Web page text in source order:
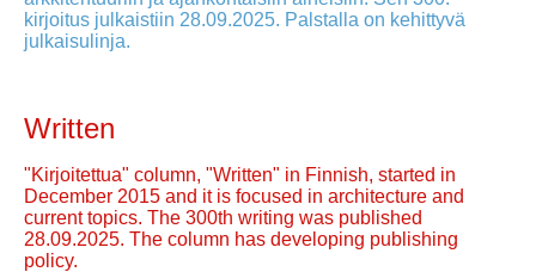
kirjoitus julkaistiin 28.09.2025. Palstalla on kehittyvä
julkaisulinja.
Written
"Kirjoitettua" column, "Written" in Finnish, started in
December 2015 and it is focused in architecture and
current topics. The 300th writing was published
28.09.2025. The column has developing publishing
policy.